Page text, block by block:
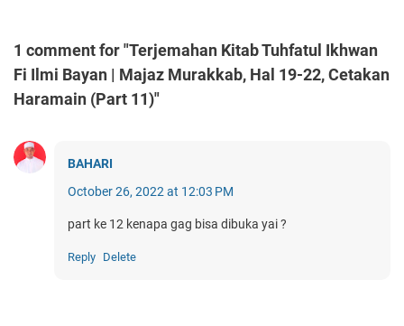
1 comment for "Terjemahan Kitab Tuhfatul Ikhwan
Fi Ilmi Bayan | Majaz Murakkab, Hal 19-22, Cetakan
Haramain (Part 11)"
BAHARI
October 26, 2022 at 12:03 PM
part ke 12 kenapa gag bisa dibuka yai ?
Reply Delete